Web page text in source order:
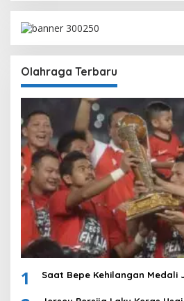
Olahraga Terbaru
1 Saat Bepe Kehilangan Medali